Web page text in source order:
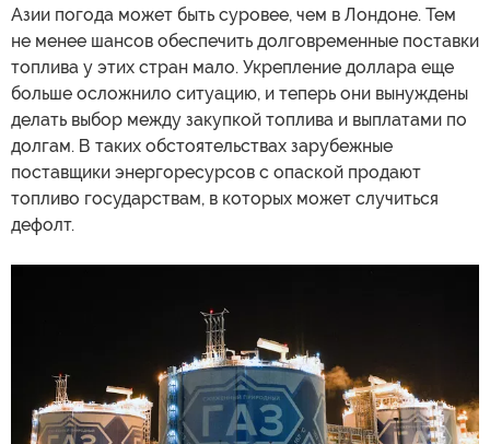
Азии погода может быть суровее, чем в Лондоне. Тем
не менее шансов обеспечить долговременные поставки
топлива у этих стран мало. Укрепление доллара еще
больше осложнило ситуацию, и теперь они вынуждены
делать выбор между закупкой топлива и выплатами по
долгам. В таких обстоятельствах зарубежные
поставщики энергоресурсов с опаской продают
топливо государствам, в которых может случиться
дефолт.